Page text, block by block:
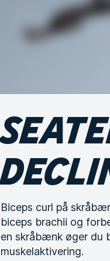
Biceps curl på
biceps brachii og
en skråbænk øger du
muskelaktivering.